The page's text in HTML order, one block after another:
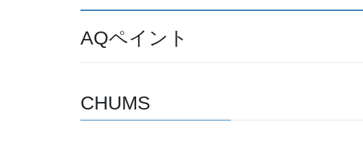
AQペイント
CHUMS